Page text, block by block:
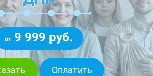
от 9 999 руб.
Оплатить